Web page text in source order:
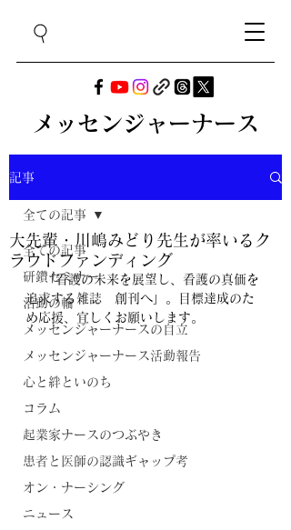
メッセンジャーナース
記事
全ての記事
研鑽セミナー
活動の輪
メッセンジャーナースの自立
メッセンジャーナース活動報告
心と絆といのち
コラム
起業家ナースのつぶやき
患者と医師の認識ギャップ考
オン・ナーシング
ニュース
全ての記事
大先輩・川嶋みどり先生が率いるク
ラウドファンディング
「看護の未来を展望し、看護の真価を
追求する雑誌　創刊へ」。目標達成のた
め応援、宜しくお願いします。